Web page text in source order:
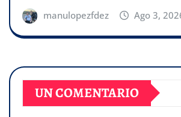
manulopezfdez Ago 3,
UN COMENTARIO